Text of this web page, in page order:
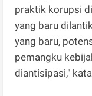
praktik korupsi
yang baru
yang baru,
pemangku
diantisipasi,"